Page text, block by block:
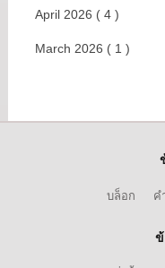
April 2026 ( 4 )
March 2026 ( 1 )
บล็อก ค